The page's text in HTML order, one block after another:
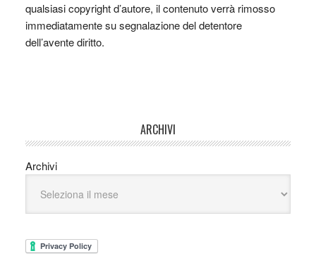
qualsiasi copyright d’autore, il contenuto verrà rimosso
immediatamente su segnalazione del detentore
dell’avente diritto.
ARCHIVI
Archivi